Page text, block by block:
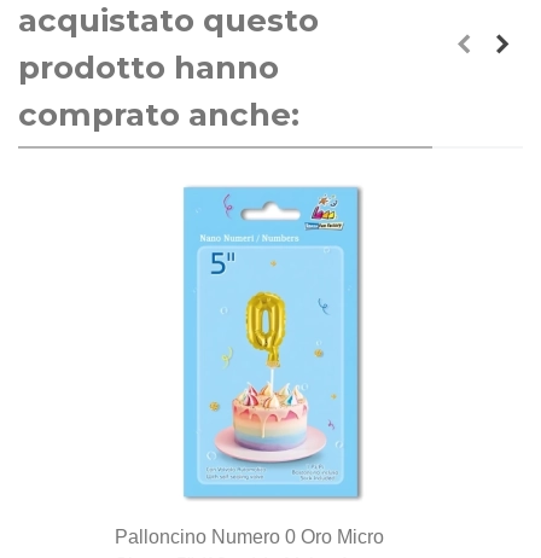
acquistato questo
prodotto hanno
comprato anche:
Palloncino Numero 0 Oro Micro